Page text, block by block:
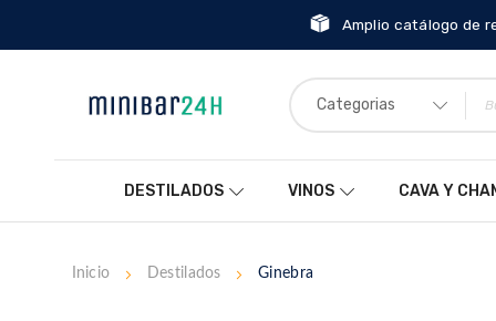
Amplio catálogo de
Categorias
DESTILADOS VINOS CAVA Y
Inicio Destilados Ginebra